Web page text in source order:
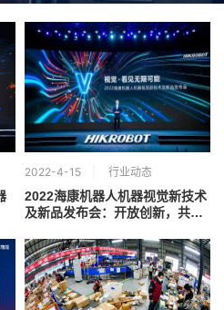
2022-4-15 行业动态
2022海康机器人机器视觉新技术
及新品发布会：开放创新，共建